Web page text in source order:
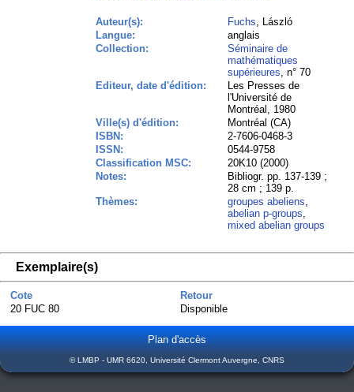
Auteur(s): Fuchs, László
Langue:
anglais
Collection:
Séminaire de
mathématiques
supérieures, n° 70
Editeur, date d'édition:
Les Presses de
l'Université de
Montréal, 1980
Ville(s) d'édition:
Montréal (CA)
ISBN:
2-7606-0468-3
ISSN:
0544-9758
Classification MSC:
20K10 (2000)
Notes:
Bibliogr. pp. 137-139 ;
28 cm ; 139 p.
Thèmes:
groupes abeliens,
abelian p-groups,
mixed abelian groups
Exemplaire(s)
Cote
Retour
20 FUC 80
Disponible
Plan d'accès
© LMBP - UMR 6620, Université Clermont Auvergne, CNRS